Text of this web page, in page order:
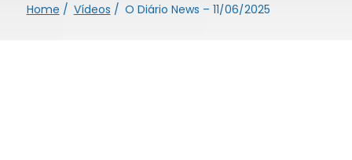
Home / Vídeos / O Diário News – 11/06/2025